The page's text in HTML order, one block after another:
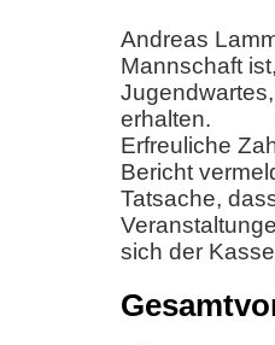
Andreas
Mannschaft
erhalten.
Erfreuliche
Bericht
Tatsache,
sich der